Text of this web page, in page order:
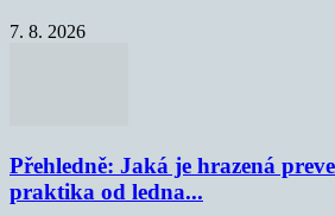
7. 8. 2026
Přehledně: Jaká je hrazená
praktika od ledna...